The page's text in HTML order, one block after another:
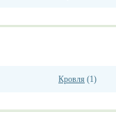
Кровля (1)